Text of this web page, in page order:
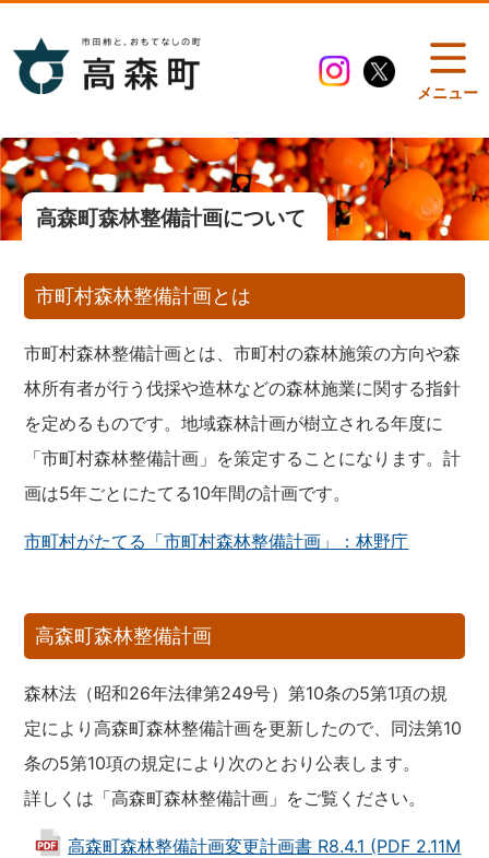
メニュー
高森町森林整備計画について
市町村森林整備計画とは
市町村森林整備計画とは、市町村の森林施策の方向や森
林所有者が行う伐採や造林などの森林施業に関する指針
を定めるものです。地域森林計画が樹立される年度に
「市町村森林整備計画」を策定することになります。計
画は5年ごとにたてる10年間の計画です。
市町村がたてる「市町村森林整備計画」：林野庁
高森町森林整備計画
森林法（昭和26年法律第249号）第10条の5第1項の規
定により高森町森林整備計画を更新したので、同法第10
条の5第10項の規定により次のとおり公表します。
詳しくは「高森町森林整備計画」をご覧ください。
高森町森林整備計画変更計画書 R8.4.1 (PDF 2.11M